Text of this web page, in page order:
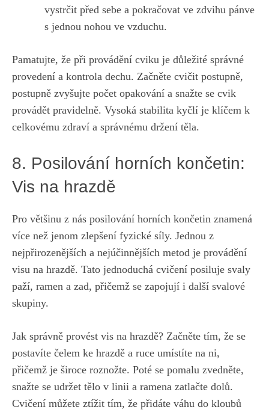
vystrčit před ⁢sebe a pokračovat ⁣ve ‍zdvihu pánve
‍s jednou ⁣nohou ve vzduchu.
Pamatujte, že⁣ při provádění cviku je důležité⁤ správné
provedení a kontrola dechu. ‍Začněte cvičit postupně,
postupně‌ zvyšujte počet opakování a snažte⁤ se cvik
provádět ⁤pravidelně. Vysoká ‌stabilita kyčlí je klíčem k
celkovému zdraví a správnému​ držení ⁢těla.
8. Posilování‍ horních končetin:
Vis‍ na ​hrazdě
Pro většinu z nás‌ posilování horních končetin‌ znamená
více než jenom zlepšení fyzické‍ síly.⁤ Jednou z
⁤nejpřirozenějších a nejúčinnějších metod je provádění
‌visu‌ na hrazdě. Tato jednoduchá ⁤cvičení posiluje ⁢svaly
paží, ramen a zad, přičemž ⁤se zapojují i další‍ svalové
skupiny.⁤
Jak správně provést vis na hrazdě? Začněte tím, že‍ se
postavíte čelem‍ ke ⁤hrazdě a ruce umístíte na ni,⁣
přičemž je široce roznožte.⁤ Poté se pomalu zvedněte,
snažte se ⁣udržet tělo​ v linii⁤ a⁣ ramena zatlačte dolů.
Cvičení‍ můžete ‌ztížit tím, že⁤ přidáte váhu do kloubů‌